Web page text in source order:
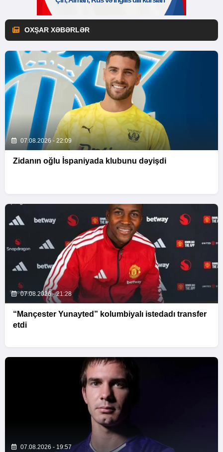
OXŞAR XƏBƏRLƏR
07.08.2026 - 22:09
Zidanın oğlu İspaniyada klubunu dəyişdi
07.08.2026 - 21:28
“Mançester Yunayted” kolumbiyalı istedadı transfer
etdi
07.08.2026 - 19:57